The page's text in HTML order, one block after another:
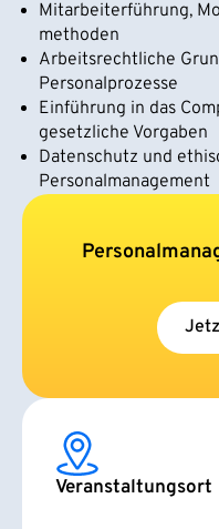
Mitarbeiterführung,
methoden
Arbeitsrechtliche
Personalprozesse
Einführung in das
gesetzliche Vorgaben
Datenschutz und
Personalmanagement
Veranstaltungsort